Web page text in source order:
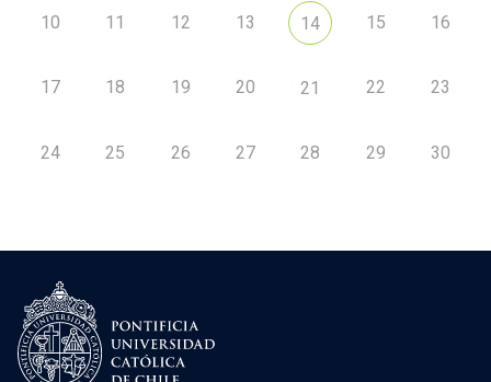
10 11 12 13 14 15 16
17 18 19 20 21 22 23
24 25 26 27 28 29 30